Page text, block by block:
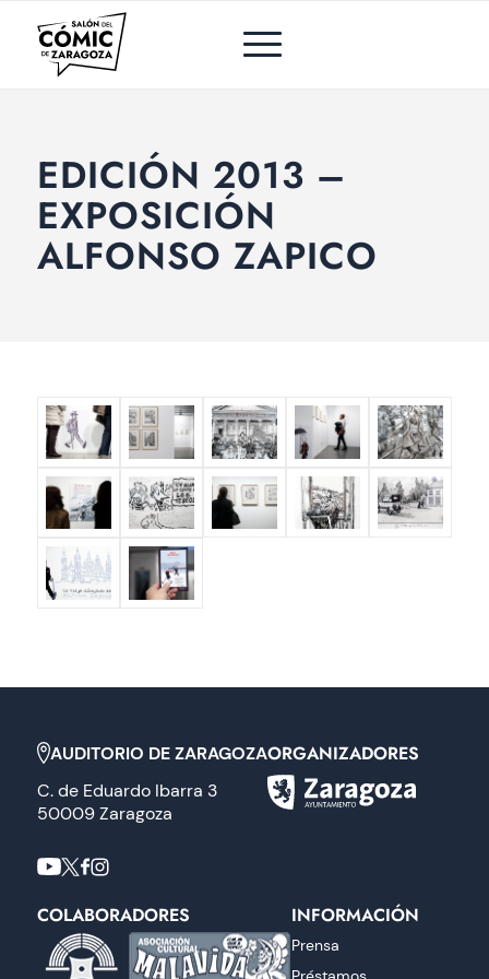
EDICIÓN 2013 –
EXPOSICIÓN
ALFONSO ZAPICO
AUDITORIO DE ZARAGOZA
C. de Eduardo Ibarra 3
50009 Zaragoza
ORGANIZADORES
COLABORADORES INFORMACIÓN
Prensa